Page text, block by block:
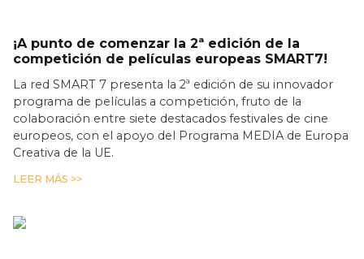
¡A punto de comenzar la 2ª edición de la
competición de películas europeas SMART7!
La red SMART 7 presenta la 2ª edición de su innovador
programa de películas a competición, fruto de la
colaboración entre siete destacados festivales de cine
europeos, con el apoyo del Programa MEDIA de Europa
Creativa de la UE.
LEER MÁS >>